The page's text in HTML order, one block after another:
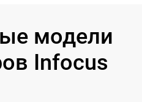
модели
Infocus